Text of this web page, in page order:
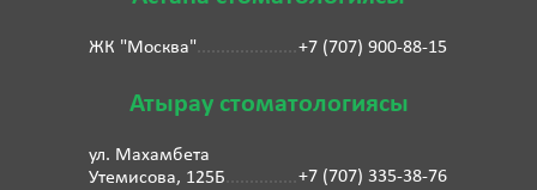
ЖК "Москва" +7 (707) 900-88-15
Атырау стоматологиясы
ул. Махамбета
Утемисова, 125Б
+7 (707) 335-38-76